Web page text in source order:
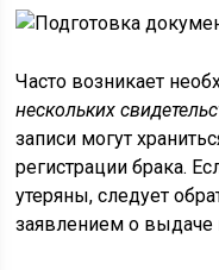
Часто возникает
нескольких
записи могут
регистрации брака.
утеряны, следует
заявлением о выдаче